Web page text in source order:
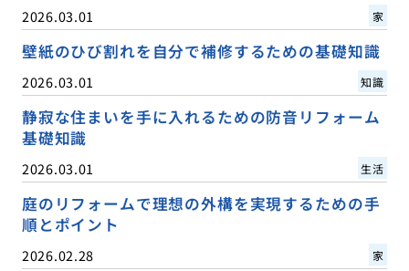
2026.03.01 家
壁紙のひび割れを自分で補修するための基礎知識
2026.03.01 知識
静寂な住まいを手に入れるための防音リフォーム
基礎知識
2026.03.01 生活
庭のリフォームで理想の外構を実現するための手
順とポイント
2026.02.28 家